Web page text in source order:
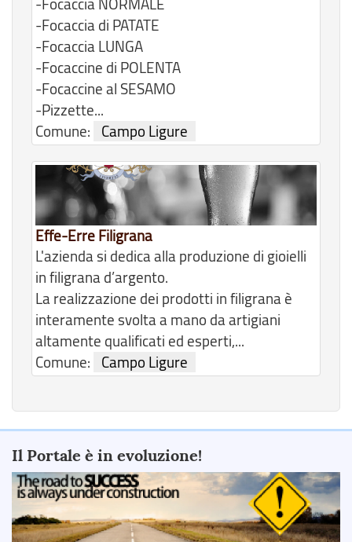
-Focaccia NORMALE
-Focaccia di PATATE
-Focaccia LUNGA
-Focaccine di POLENTA
-Focaccine al SESAMO
-Pizzette...
Comune:
Campo Ligure
Effe-Erre Filigrana
L'azienda si dedica alla produzione di gioielli
in filigrana d’argento.
La realizzazione dei prodotti in filigrana è
interamente svolta a mano da artigiani
altamente qualificati ed esperti,...
Comune:
Campo Ligure
Il Portale è in evoluzione!